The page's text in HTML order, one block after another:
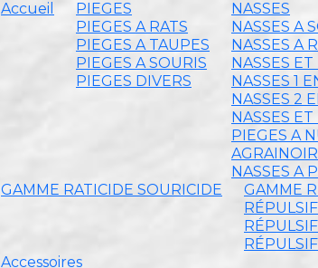
Accueil
PIEGES
PIEGES A RATS
PIEGES A TAUPES
PIEGES A SOURIS
PIEGES DIVERS
NASSES
NASSES A
NASSES A
NASSES
NASSES 1
NASSES 2
NASSES
PIEGES A
NASSES A
GAMME RATICIDE SOURICIDE
GAMME
Accessoires